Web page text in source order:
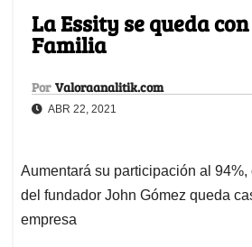
La Essity se queda
Familia
Por Valoraanalitik.com
ABR 22, 2021
Aumentará su participación al
del fundador John Gómez queda
empresa